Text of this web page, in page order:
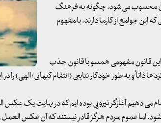
محسوب می‌شود، چگونه به فرهنگ
این جوامع از کارما دارند، با مفهوم
قانون مفهومی همسو با قانون جذب
و به طور خودکار نتایجی (انتقام کیهانی/الهی) را در
می دهیم آغازگر نیرویی بوده ایم که در نهایت یک
اما عموم مردم هرگز قادر نیستند که آن عکس العمل را